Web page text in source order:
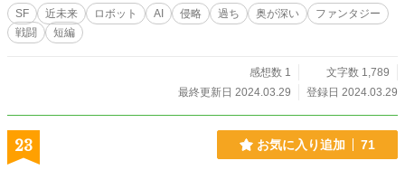
SF 近未来 ロボット AI 侵略 過ち 奥が深い
ファンタジー
戦闘
短編
感想数 1
文字数 1,789
最終更新日 2024.03.29
登録日 2024.03.29
23 お気に入り追加 71